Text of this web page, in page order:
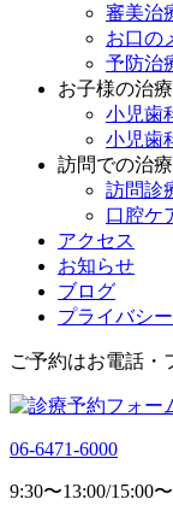
審美治
お口の
予防治
お子様の治療
小児歯
小児歯
訪問での治療
訪問診
口腔ケ
アクセス
お知らせ
ブログ
プライバシ
ご予約はお電話・
06-6471-6000
9:30〜13:00/15:00